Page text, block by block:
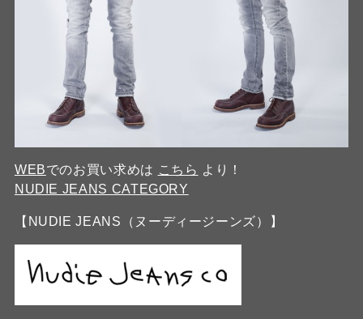
WEBでのお買い求めは こちら より！
NUDIE JEANS CATEGORY
【NUDIE JEANS（ヌーディージーンズ）】